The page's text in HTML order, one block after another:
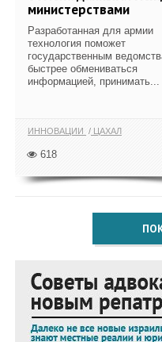
министерствами
Разработанная для армии
технология поможет
государственным
быстрее обмениваться
информацией, принимать...
ИННОВАЦИИ ЦАХАЛ
618